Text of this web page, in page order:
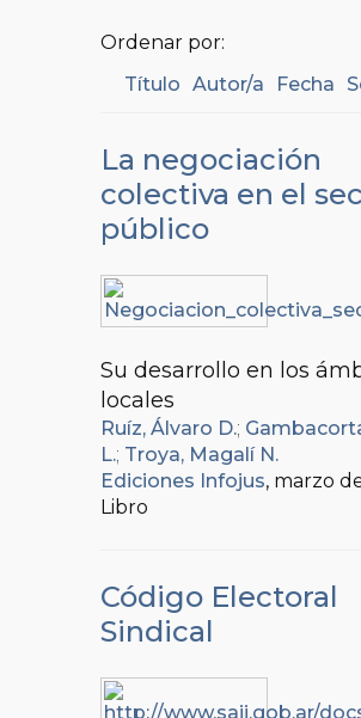
Ordenar por:
Título Autor/a Fecha
La negociación
colectiva en el
público
Su desarrollo en los
locales
Ruíz, Álvaro D.;
L.; Troya, Magalí N.
Ediciones Infojus, marzo
Libro
Código Electoral
Sindical